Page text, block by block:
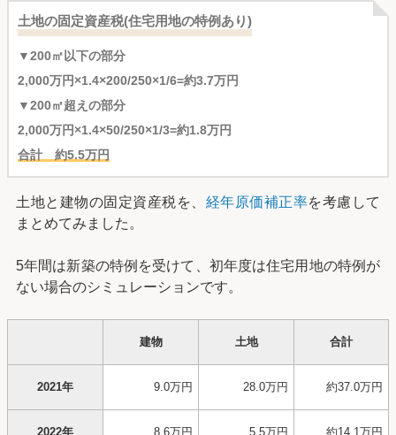
土地の固定資産税(住宅用地の特例あり)
▼200㎡以下の部分
2,000万円×1.4×200/250×1/6=約3.7万円
▼200㎡超えの部分
2,000万円×1.4×50/250×1/3=約1.8万円
合計 約5.5万円
土地と建物の固定資産税を、 経年原価補正率を考慮して
まとめてみました。
5年間は新築の特例を受けて、初年度は住宅用地の特例が
ない場合のシミュレーションです。
建物 土地 合計
2021年 9.0万円 28.0万円 約37.0万円
2022年 8.6万円 5.5万円 約14.1万円